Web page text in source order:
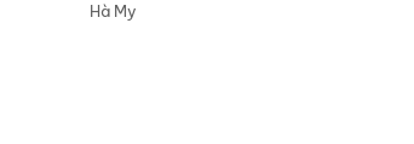
Hà My